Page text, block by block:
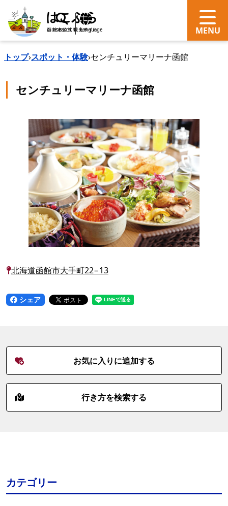
search Language
トップ›スポット・体験›センチュリーマリーナ函館
センチュリーマリーナ函館
北海道函館市大手町22−13
シェア
お気に入りに追加する
行き方を検索する
カテゴリー